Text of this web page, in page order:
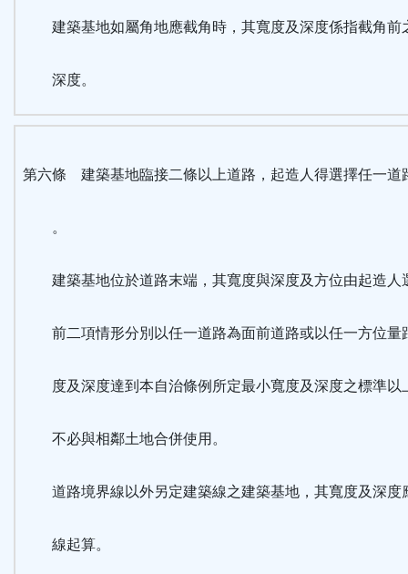
建築基地如屬角地應截角時，其寬度及深度係指截角前
深度。
第六條 建築基地臨接二條以上道路，起造人得選擇任一道
。
建築基地位於道路末端，其寬度與深度及方位由起造人
前二項情形分別以任一道路為面前道路或以任一方位量
度及深度達到本自治條例所定最小寬度及深度之標準以
不必與相鄰土地合併使用。
道路境界線以外另定建築線之建築基地，其寬度及深度
線起算。